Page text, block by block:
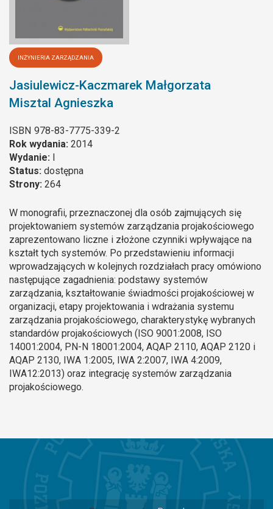
INŻYNIERIA ZARZĄDZANIA
Jasiulewicz-Kaczmarek Małgorzata
Misztal Agnieszka
ISBN 978-83-7775-339-2
Rok wydania: 2014
Wydanie:
Status: dostępna
Strony: 264
W monografii, przeznaczonej dla osób zajmujących się
projektowaniem systemów zarządzania projakościowego
zaprezentowano liczne i złożone czynniki wpływające na
kształt tych systemów. Po przedstawieniu informacji
wprowadzających w kolejnych rozdziałach pracy omówiono
następujące zagadnienia: podstawy systemów
zarządzania, kształtowanie świadmości projakościowej w
organizacji, etapy projektowania i wdrażania systemu
zarządzania projakościowego, charakterystykę wybranych
standardów projakościowych (ISO 9001:2008, ISO
14001:2004, PN-N 18001:2004, AQAP 2110, AQAP 2120 i
AQAP 2130, IWA 1:2005, IWA 2:2007, IWA 4:2009,
IWA12:2013) oraz integrację systemów zarządzania
projakościowego.